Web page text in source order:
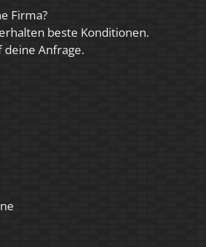
Firma?
beste Konditionen.
deine Anfrage.